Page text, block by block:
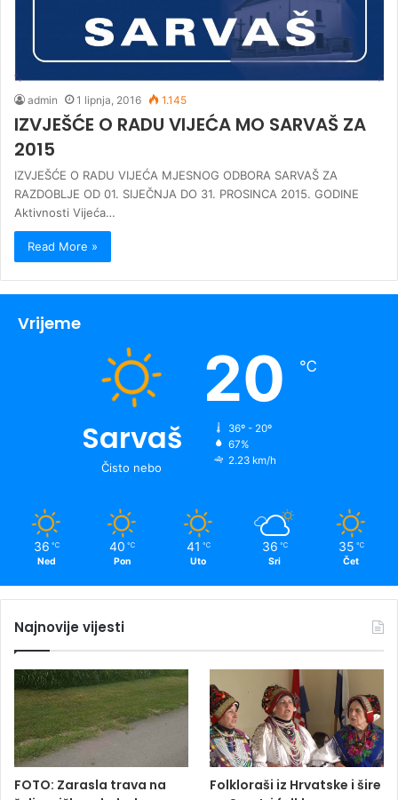
admin 1 lipnja, 2016 1.145
IZVJEŠĆE O RADU VIJEĆA MO SARVAŠ ZA
2015
IZVJEŠĆE O RADU VIJEĆA MJESNOG ODBORA SARVAŠ ZA
RAZDOBLJE OD 01. SIJEČNJA DO 31. PROSINCA 2015. GODINE
Aktivnosti Vijeća…
Read More »
Vrijeme
Sarvaš
Čisto nebo
20 ℃
36º - 20º
67%
2.23 km/h
36 ℃
Ned
40 ℃
Pon
41 ℃
Uto
36 ℃
Sri
35 ℃
Čet
Najnovije vijesti
FOTO: Zarasla trava na
Folkloraši iz Hrvatske i šire